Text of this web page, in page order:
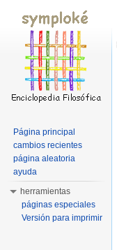
Página principal
cambios recientes
página aleatoria
ayuda
herramientas
páginas especiales
Versión para imprimir